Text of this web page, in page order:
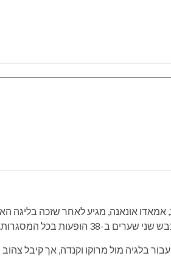
אונאנה, מגיע לאחר שזכה בליגה
הופעות בכל המסגרות.
משחקים עבור בלגיה מול מרוקו וקנדה, אך